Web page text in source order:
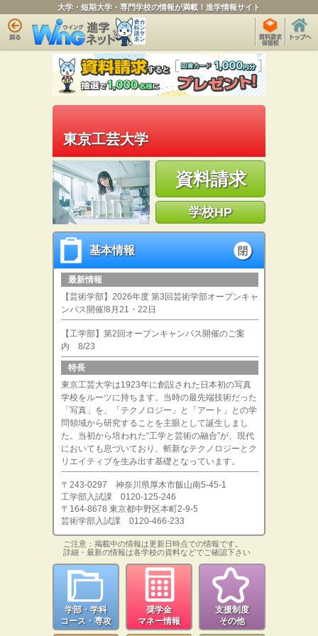
大学・短期大学・専門学校の情報が満載！進学情報サイト
東京工芸大学
資料請求
学校HP
基本情報
基本情報
最新情報
【芸術学部】2026年度 第3回芸術学部オープンキャ
ンパス開催!8月21・22日
【工学部】第2回オープンキャンパス開催のご案
内 8/23
特長
東京工芸大学は1923年に創設された日本初の写真
学校をルーツに持ちます。当時の最先端技術だった
「写真」を、「テクノロジー」と「アート」との学
問領域から研究することを主眼として誕生しまし
た。当初から培われた“工学と芸術の融合”が、現代
においても息づいており、斬新なテクノロジーとク
リエイティブを生み出す基礎となっています。
〒243-0297 神奈川県厚木市飯山南5-45-1
工学部入試課 0120-125-246
〒164-8678 東京都中野区本町2-9-5
芸術学部入試課 0120-466-233
ご注意：掲載中の情報は更新日時点での情報です。
詳細・最新の情報は各学校の資料などでご確認下さい
学部・学科
コース・専攻
奨学金
マネー情報
支援制度
その他